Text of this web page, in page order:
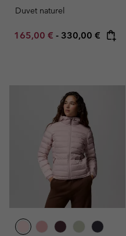
Duvet naturel
Minimum sale price:
165,00 € - Maximum price:
330,00 €